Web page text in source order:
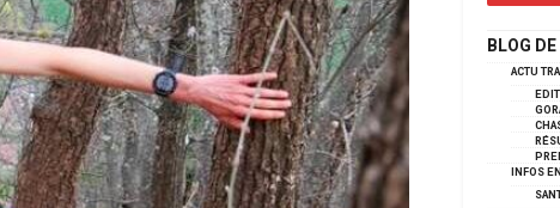
BLOG
ACTU
INFOS